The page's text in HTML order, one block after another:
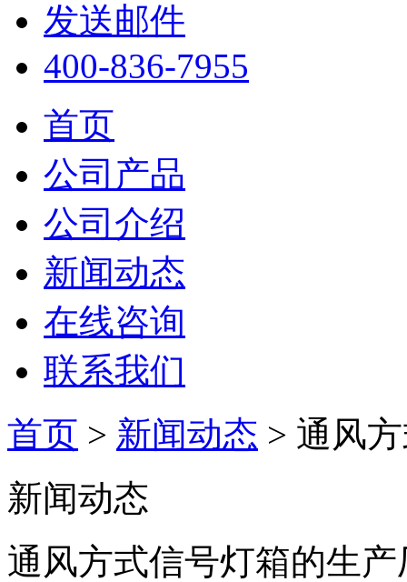
发送邮件
400-836-7955
首页
公司产品
公司介绍
新闻动态
在线咨询
联系我们
首页 > 新闻动态 > 通风
新闻动态
通风方式信号灯箱的生